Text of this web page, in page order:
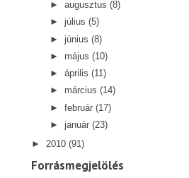
► augusztus (8)
► július (5)
► június (8)
► május (10)
► április (11)
► március (14)
► február (17)
► január (23)
► 2010 (91)
Forrásmegjelölés